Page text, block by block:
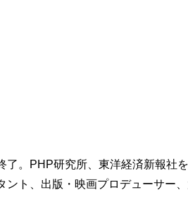
了。PHP研究所、東洋経済新報社
ト、出版・映画プロデューサー